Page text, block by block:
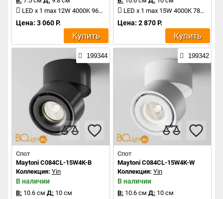
LED x 1 max 12W 4000K 960Lm
Цена: 3 060 Р.
Купить
LED x 1 max 15W 4000K 780Lm
Цена: 2 870 Р.
Купить
199344
Спот
Maytoni C084CL-15W4K-B
Коллекция: Yin
В наличии
В: 10.6 см Д: 10 см
199342
Спот
Maytoni C084CL-15W4K-W
Коллекция: Yin
В наличии
В: 10.6 см Д: 10 см